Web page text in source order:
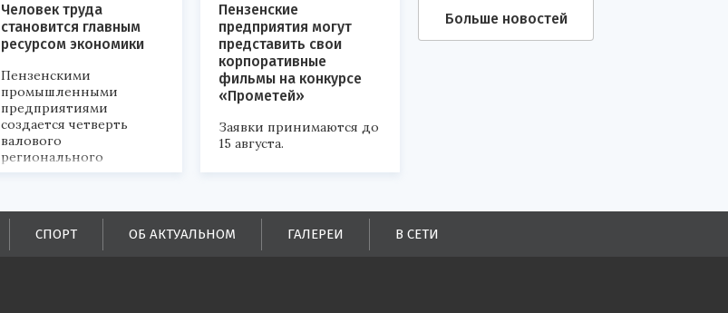
Человек труда
становится главным
ресурсом экономики
Пензенскими
промышленными
предприятиями
создается четверть
валового
регионального
продукта и
поступлений в
бюджеты всех уровней.
Пензенские
предприятия могут
представить свои
корпоративные
фильмы на конкурсе
«Прометей»
Заявки принимаются до
15 августа.
Больше новостей
СПОРТ ОБ АКТУАЛЬНОМ ГАЛЕРЕИ В СЕТИ